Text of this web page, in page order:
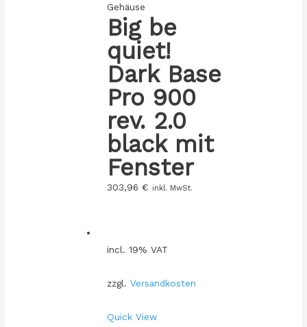
Gehäuse
Big be
quiet!
Dark Base
Pro 900
rev. 2.0
black mit
Fenster
303,96 € inkl. MwSt.
incl. 19% VAT
zzgl. Versandkosten
Quick View